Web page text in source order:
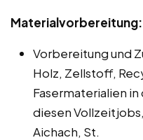
Materialvorbereitung:
Vorbereitung und
Holz, Zellstoff,
Fasermaterialien
diesen
Aichach, St.